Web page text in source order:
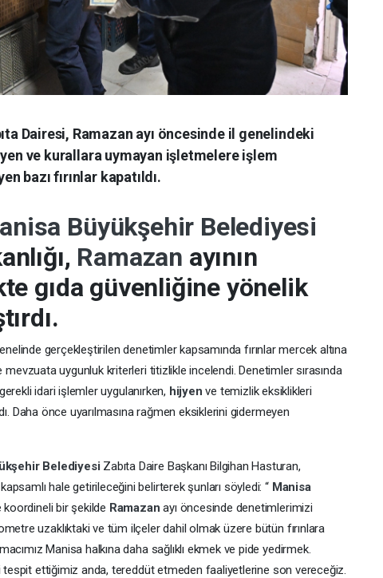
Dairesi, Ramazan ayı öncesinde il genelindeki
ve kurallara uymayan işletmelere işlem
bazı fırınlar kapatıldı.
Büyükşehir Belediyesi
Ramazan ayının
gıda güvenliğine yönelik
gerçekleştirilen denetimler kapsamında fırınlar mercek altına
mevzuata uygunluk kriterleri titizlikle incelendi. Denetimler sırasında
idari işlemler uygulanırken, hijyenve temizlik eksiklikleri
Daha önce uyarılmasına rağmen eksiklerini gidermeyen
Belediyesi Zabıta Daire Başkanı Bilgihan Hasturan,
hale getirileceğini belirterek şunları söyledi: “ Manisa
bir şekilde Ramazanayı öncesinde denetimlerimizi
uzaklıktaki ve tüm ilçeler dahil olmak üzere bütün fırınlara
Manisa halkına daha sağlıklı ekmek ve pide yedirmek.
tespit ettiğimiz anda, tereddüt etmeden faaliyetlerine son vereceğiz.